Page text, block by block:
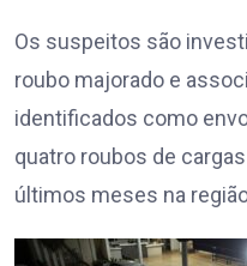
Os suspeitos são
roubo majorado e
identificados como
quatro roubos de
últimos meses na